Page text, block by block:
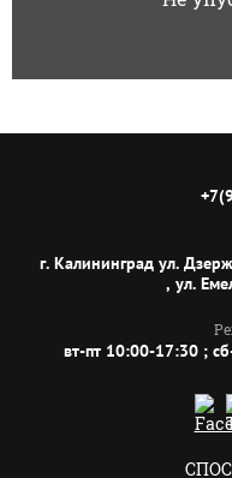
г. Калининград ул.
, ул.
вт-пт 10:00-17:30 ;